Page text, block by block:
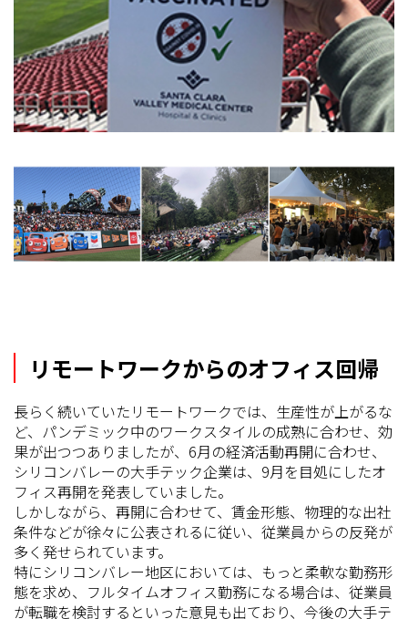
リモートワークからのオフィス回帰
長らく続いていたリモートワークでは、生産性が上がるな
ど、パンデミック中のワークスタイルの成熟に合わせ、効
果が出つつありましたが、6月の経済活動再開に合わせ、
シリコンバレーの大手テック企業は、9月を目処にしたオ
フィス再開を発表していました。
しかしながら、再開に合わせて、賃金形態、物理的な出社
条件などが徐々に公表されるに従い、従業員からの反発が
多く発せられています。
特にシリコンバレー地区においては、もっと柔軟な勤務形
態を求め、フルタイムオフィス勤務になる場合は、従業員
が転職を検討するといった意見も出ており、今後の大手テ